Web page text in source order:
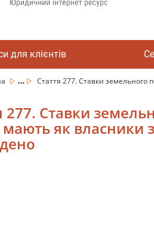
для клієнтів
... Стаття 277. Ставки земельного
277. Ставки
як власники